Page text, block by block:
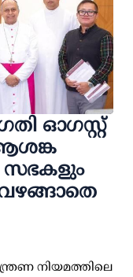
ഓഗസ്റ്റ്
സഭകളും
നിയമത്തിലെ